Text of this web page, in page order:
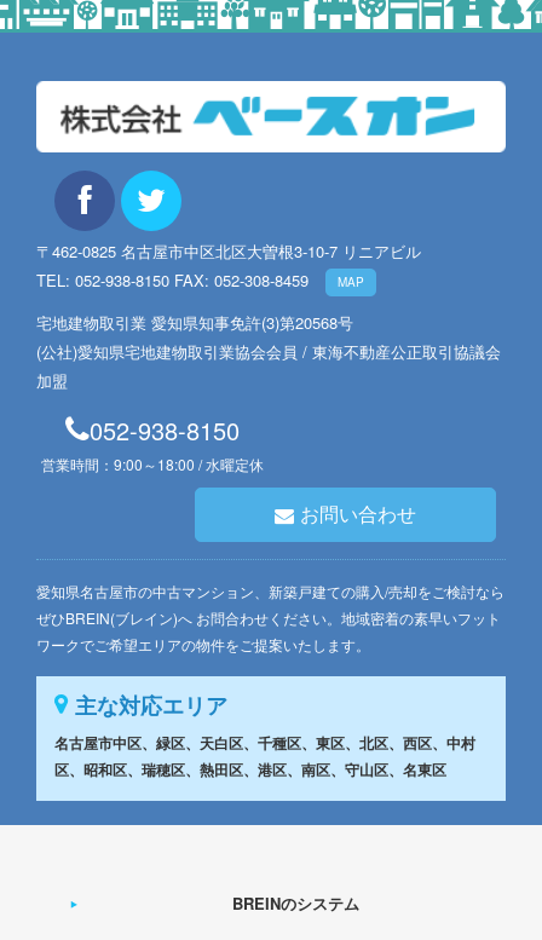
〒462-0825 名古屋市中区北区大曽根3-10-7 リニアビル
TEL: 052-938-8150 FAX: 052-308-8459
MAP
宅地建物取引業 愛知県知事免許(3)第20568号
(公社)愛知県宅地建物取引業協会会員 / 東海不動産公正取引協議会
加盟
052-938-8150
営業時間：9:00～18:00 / 水曜定休
お問い合わせ
愛知県名古屋市の中古マンション、新築戸建ての購入/売却をご検討なら
ぜひBREIN(ブレイン)へ お問合わせください。地域密着の素早いフット
ワークでご希望エリアの物件をご提案いたします。
主な対応エリア
名古屋市中区、緑区、天白区、千種区、東区、北区、西区、中村
区、昭和区、瑞穂区、熱田区、港区、南区、守山区、名東区
BREINのシステム